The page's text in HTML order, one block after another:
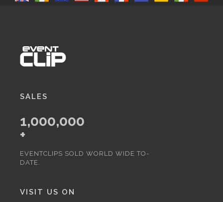
SALES
1,000,000
+
EVENTCLIPS SOLD WORLD WIDE TO-
DATE.
VISIT US ON